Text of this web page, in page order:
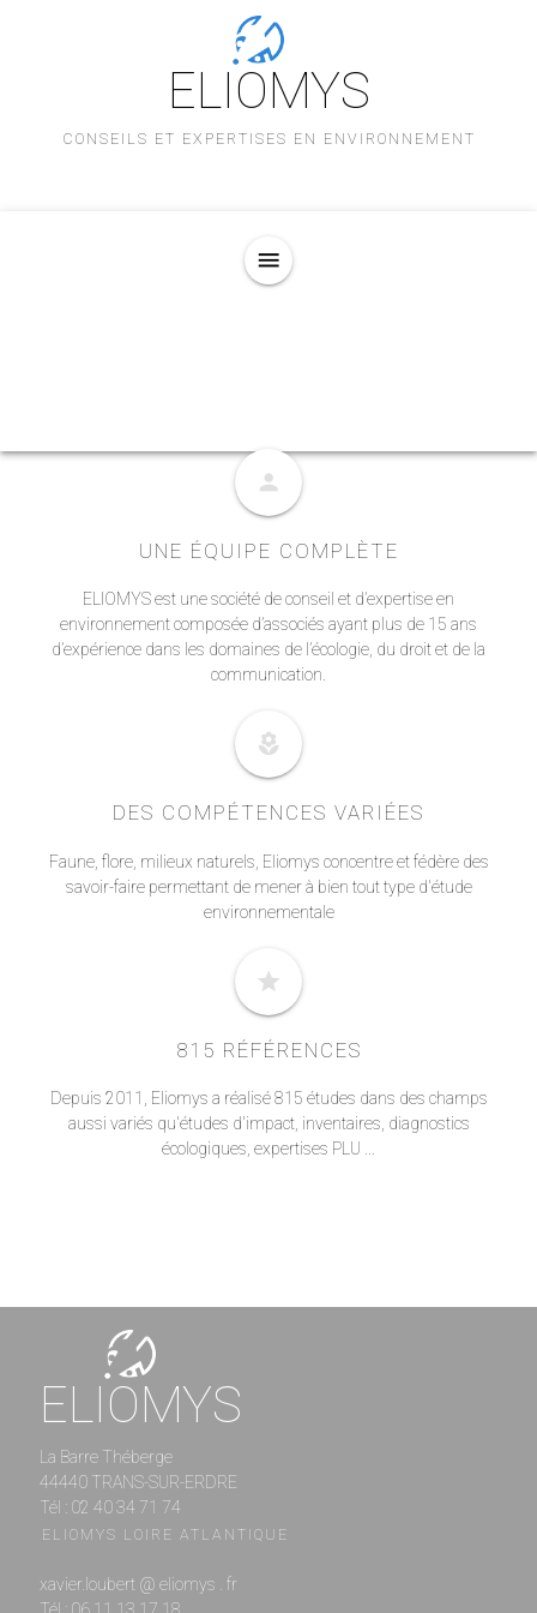
ELIOMYS
CONSEILS ET EXPERTISES EN ENVIRONNEMENT
menu
person
UNE ÉQUIPE COMPLÈTE
ELIOMYS est une société de conseil et d’expertise en
environnement composée d’associés ayant plus de 15 ans
d’expérience dans les domaines de l’écologie, du droit et de la
communication.
local_florist
DES COMPÉTENCES VARIÉES
Faune, flore, milieux naturels, Eliomys concentre et fédère des
savoir-faire permettant de mener à bien tout type d'étude
environnementale
star
815 RÉFÉRENCES
Depuis 2011, Eliomys a réalisé 815 études dans des champs
aussi variés qu'études d'impact, inventaires, diagnostics
écologiques, expertises PLU ...
ELIOMYS
La Barre Théberge
44440 TRANS-SUR-ERDRE
Tél : 02 40 34 71 74
ELIOMYS LOIRE ATLANTIQUE
xavier.loubert @ eliomys . fr